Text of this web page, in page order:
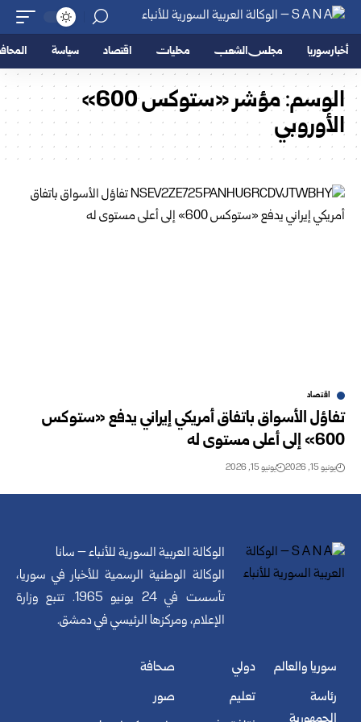
أخبار سوريا مجلس الشعب محليات اقتصاد سياسة
الوسم:
مؤشر «ستوكس 600»
الأوروبي
اقتصاد
تفاؤل الأسواق باتفاق أمريكي إيراني يدفع «ستوكس
600» إلى أعلى مستوى له
يونيو 15, 2026 يونيو 15, 2026
الوكالة العربية السورية للأنباء – سانا
الوكالة الوطنية الرسمية للأخبار في سوريا،
تأسست في 24 يونيو 1965. تتبع وزارة
الإعلام، ومركزها الرئيسي في دمشق.
سوريا والعالم
رئاسة
دولي
تعليم
صحافة
صور